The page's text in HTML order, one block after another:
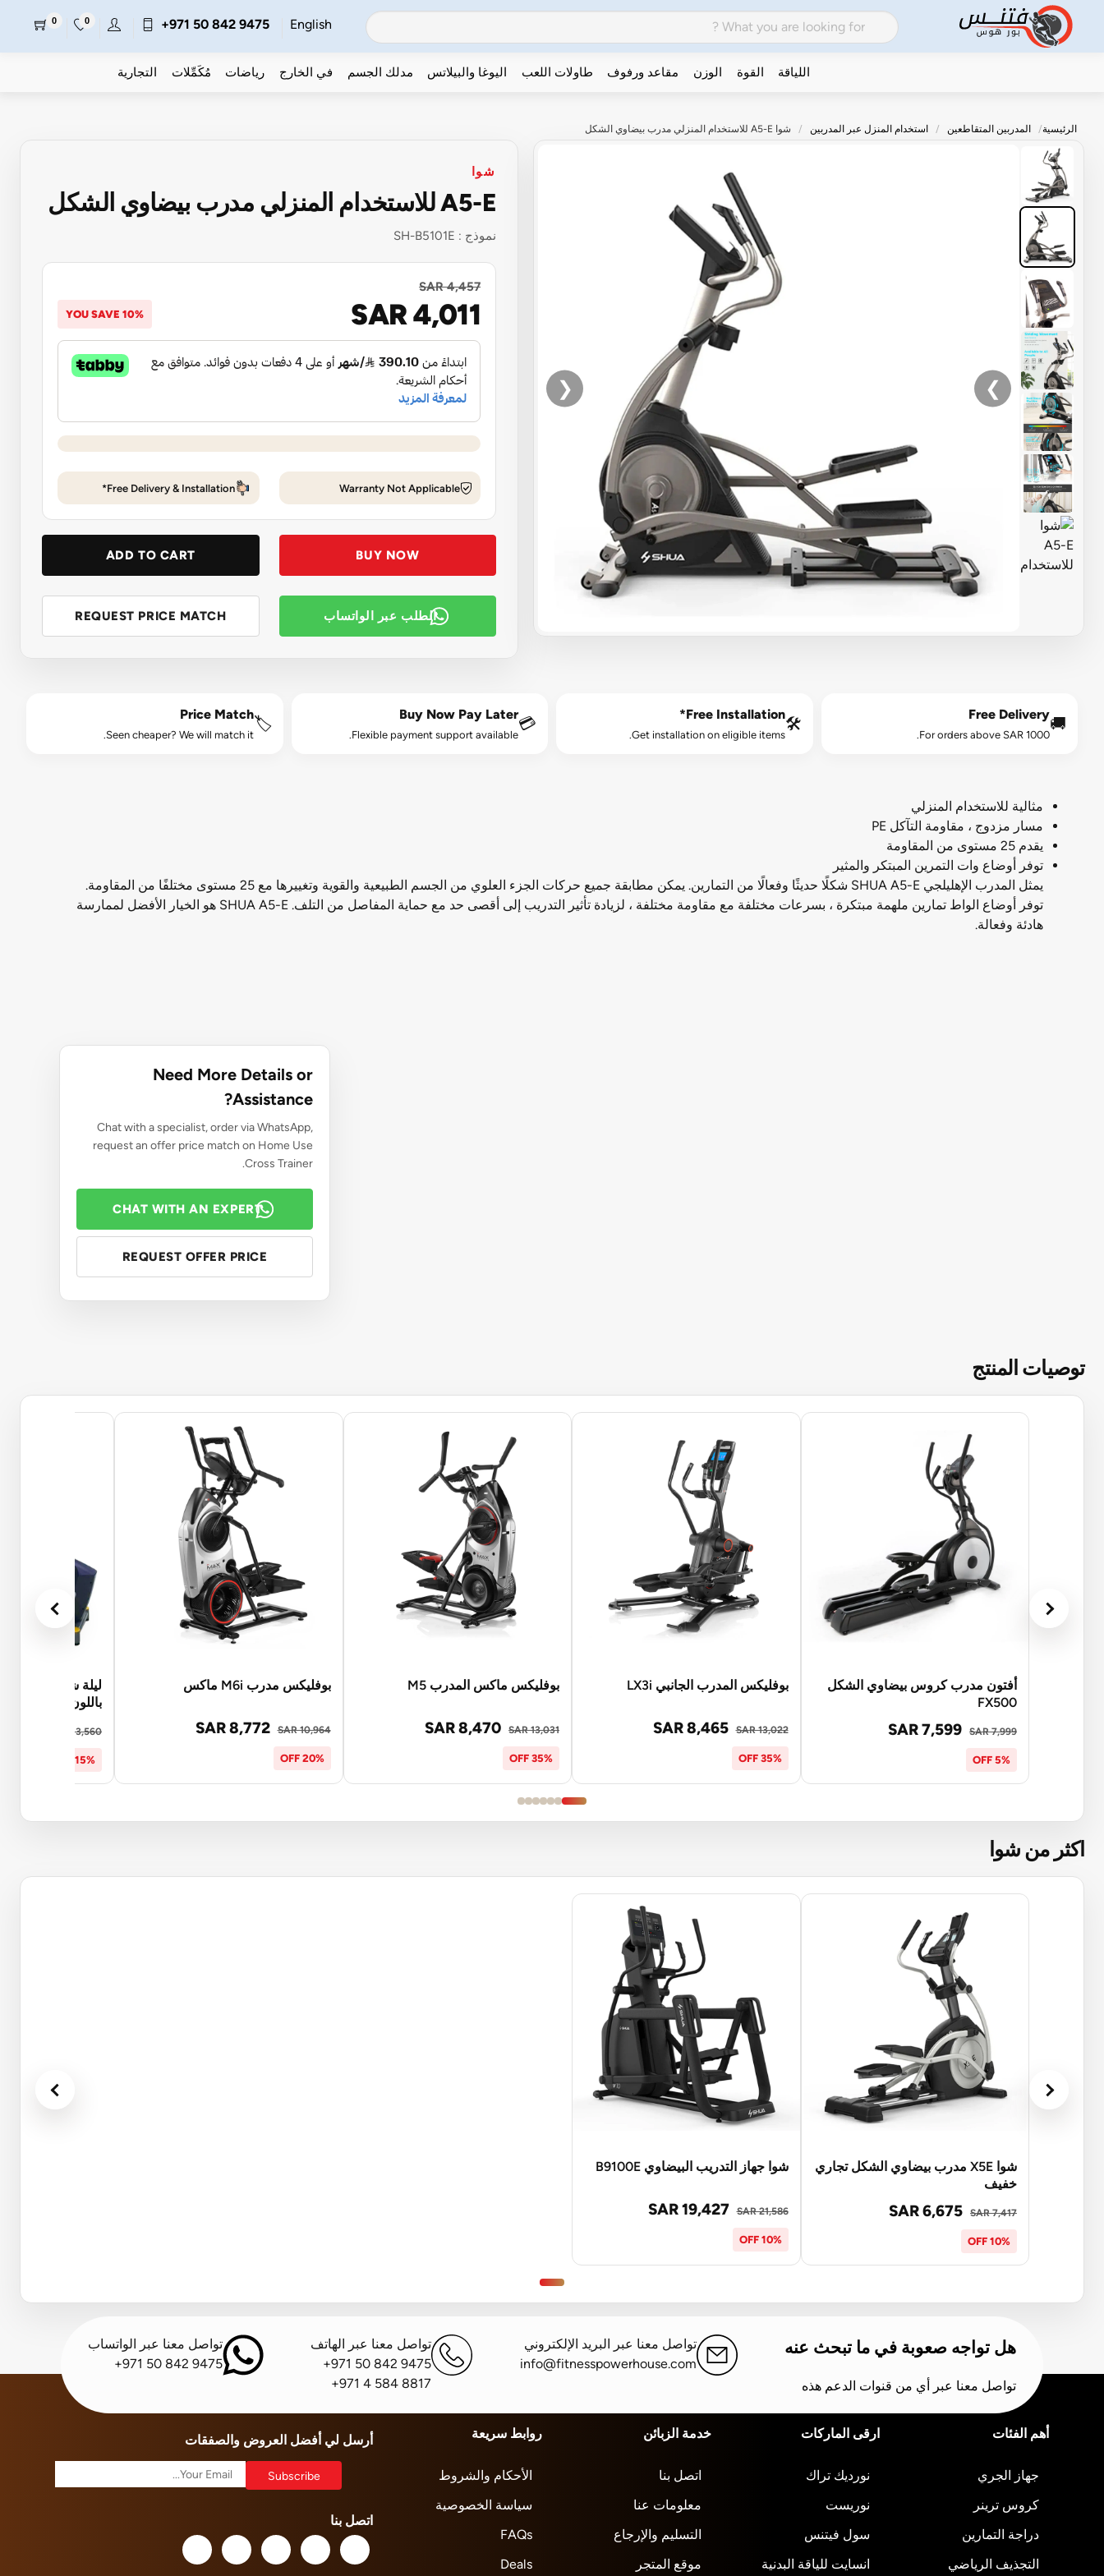
English
+971 50 842 9475
0
0
اللياقة القوة الوزن مقاعد ورفوف طاولات اللعب اليوغا والبيلاتس مدلك الجسم في الخارج رياضات مُكَمِّلات التجارية
الرئيسية المدربين المتقاطعين استخدام المنزل عبر المدربين شوا A5-E للاستخدام المنزلي مدرب بيضاوي الشكل
❮ ❯
شوا
A5-E للاستخدام المنزلي مدرب بيضاوي الشكل
نموذج : SH-B5101E
SAR 4,457
SAR 4,011
YOU SAVE 10%
Warranty Not Applicable
Free Delivery & Installation*
BUY NOW
ADD TO CART
الطلب عبر الواتساب REQUEST PRICE MATCH
🚚
Free Delivery
For orders above SAR 1000.
🛠️
Free Installation*
Get installation on eligible items.
💳
Buy Now Pay Later
Flexible payment support available.
🏷️
Price Match
Seen cheaper? We will match it.
مثالية للاستخدام المنزلي
مسار مزدوج ، مقاومة التآكل PE
يقدم 25 مستوى من المقاومة
توفر أوضاع وات التمرين المبتكر والمثير
يمثل المدرب الإهليلجي SHUA A5-E شكلًا حديثًا وفعالًا من التمارين. يمكن مطابقة جميع حركات الجزء العلوي من الجسم الطبيعية والقوية وتغييرها مع 25 مستوى مختلفًا من المقاومة.
توفر أوضاع الواط تمارين ملهمة مبتكرة ، بسرعات مختلفة مع مقاومة مختلفة ، لزيادة تأثير التدريب إلى أقصى حد مع حماية المفاصل من التلف. SHUA A5-E هو الخيار الأفضل لممارسة
هادئة وفعالة.
Need More Details or
Assistance?
Chat with a specialist, order via WhatsApp,
request an offer price match on Home Use
Cross Trainer.
CHAT WITH AN EXPERT
REQUEST OFFER PRICE
توصيات المنتج
أفتون مدرب كروس بيضاوي الشكل
FX500
SAR 7,599 SAR 7,999
5% OFF
بوفليكس المدرب الجانبي LX3i
SAR 8,465 SAR 13,022
35% OFF
بوفليكس ماكس المدرب M5
SAR 8,470 SAR 13,031
35% OFF
بوفليكس مدرب M6i ماكس
SAR 8,772 SAR 10,964
20% OFF
ليلة شوت مدرب
باللون الفضي
SAR 13,560
15% OFF
اكثر من شوا
شوا X5E مدرب بيضاوي الشكل تجاري
خفيف
SAR 6,675 SAR 7,417
10% OFF
شوا جهاز التدريب البيضاوي B9100E
SAR 19,427 SAR 21,586
10% OFF
هل تواجه صعوبة في ما تبحث عنه
تواصل معنا عبر أي من قنوات الدعم هذه
تواصل معنا عبر البريد الإلكتروني
info@fitnesspowerhouse.com
تواصل معنا عبر الهاتف
+971 50 842 9475
+971 4 584 8817
تواصل معنا عبر الواتساب
+971 50 842 9475
أهم الفئات
جهاز الجري
كروس ترينر
دراجة التمارين
التجذيف الرياضي
ارقى الماركات
نورديك تراك
نوريست
سول فيتنس
انسايت للياقة البدنية
خدمة الزبائن
اتصل بنا
معلومات عنا
التسليم والإرجاع
موقع المتجر
روابط سريعة
الأحكام والشروط
سياسة الخصوصية
FAQs
Deals
أرسل لي أفضل العروض والصفقات
اتصل بنا